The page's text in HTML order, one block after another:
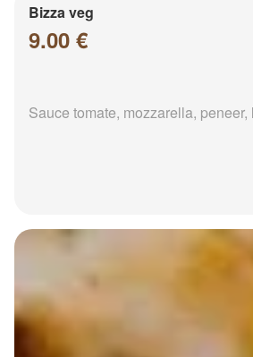
Bizza veg
9.00 €
Sauce tomate, mozzarella,